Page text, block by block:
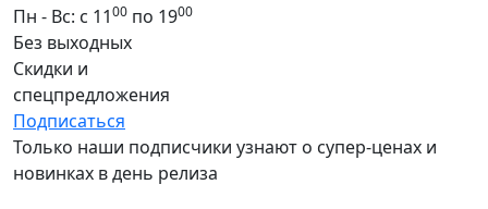
Пн - Вс: с 1100 по 1900
Без выходных
Скидки и
спецпредложения
Подписаться
Только наши подписчики узнают о супер-ценах и
новинках в день релиза